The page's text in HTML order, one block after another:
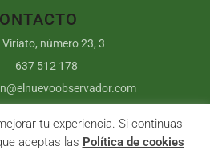
Viriato, número 23, 3
637 512 178
Observador | Sumurdigital Diseño web
tu experiencia. Si continuas
aceptas las Política de cookies